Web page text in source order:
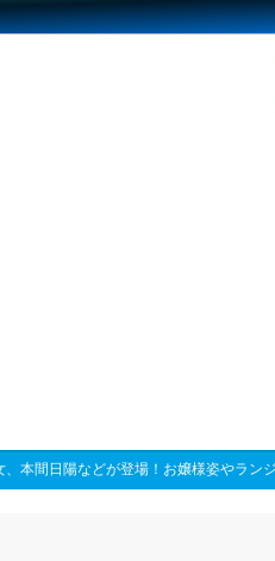
本間日陽などが登場！お嬢様姿やラン